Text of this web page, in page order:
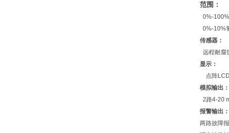
范围：
0%-100%
0%-10%
传感器：
远程耐腐
显示：
点阵LCD
模拟输出：
2路4-20
报警输出：
两路故障